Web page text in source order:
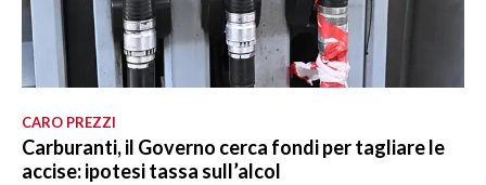
CARO PREZZI
Carburanti, il Governo cerca fondi per tagliare le
accise: ipotesi tassa sull’alcol